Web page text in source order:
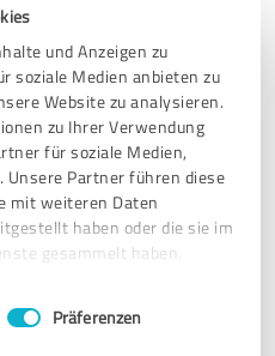
und Anzeigen zu
soziale Medien anbieten zu
Website zu analysieren.
zu Ihrer Verwendung
für soziale Medien,
Unsere Partner führen diese
mit weiteren Daten
haben oder die sie im
gesammelt haben.
Präferenzen
Empfehlung
Meldet sich des